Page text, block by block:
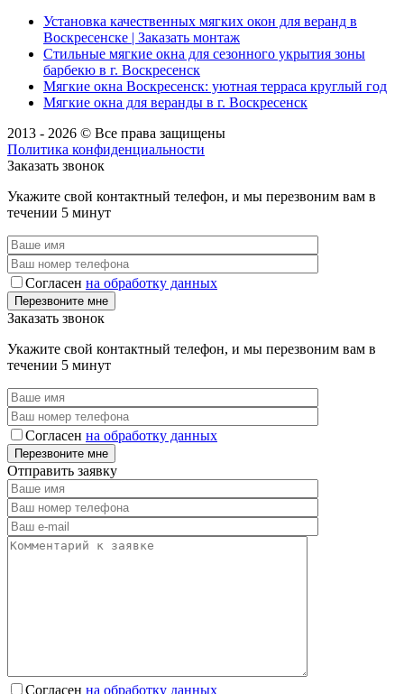
Установка качественных мягких окон для веранд в
Воскресенске | Заказать монтаж
Стильные мягкие окна для сезонного укрытия зоны
барбекю в г. Воскресенск
Мягкие окна Воскресенск: уютная терраса круглый год
Мягкие окна для веранды в г. Воскресенск
2013 - 2026 © Все права защищены
Политика конфиденциальности
Заказать звонок
Укажите свой контактный телефон, и мы перезвоним вам в
течении 5 минут
Согласен на обработку данных
Заказать звонок
Укажите свой контактный телефон, и мы перезвоним вам в
течении 5 минут
Согласен на обработку данных
Отправить заявку
Согласен на обработку данных